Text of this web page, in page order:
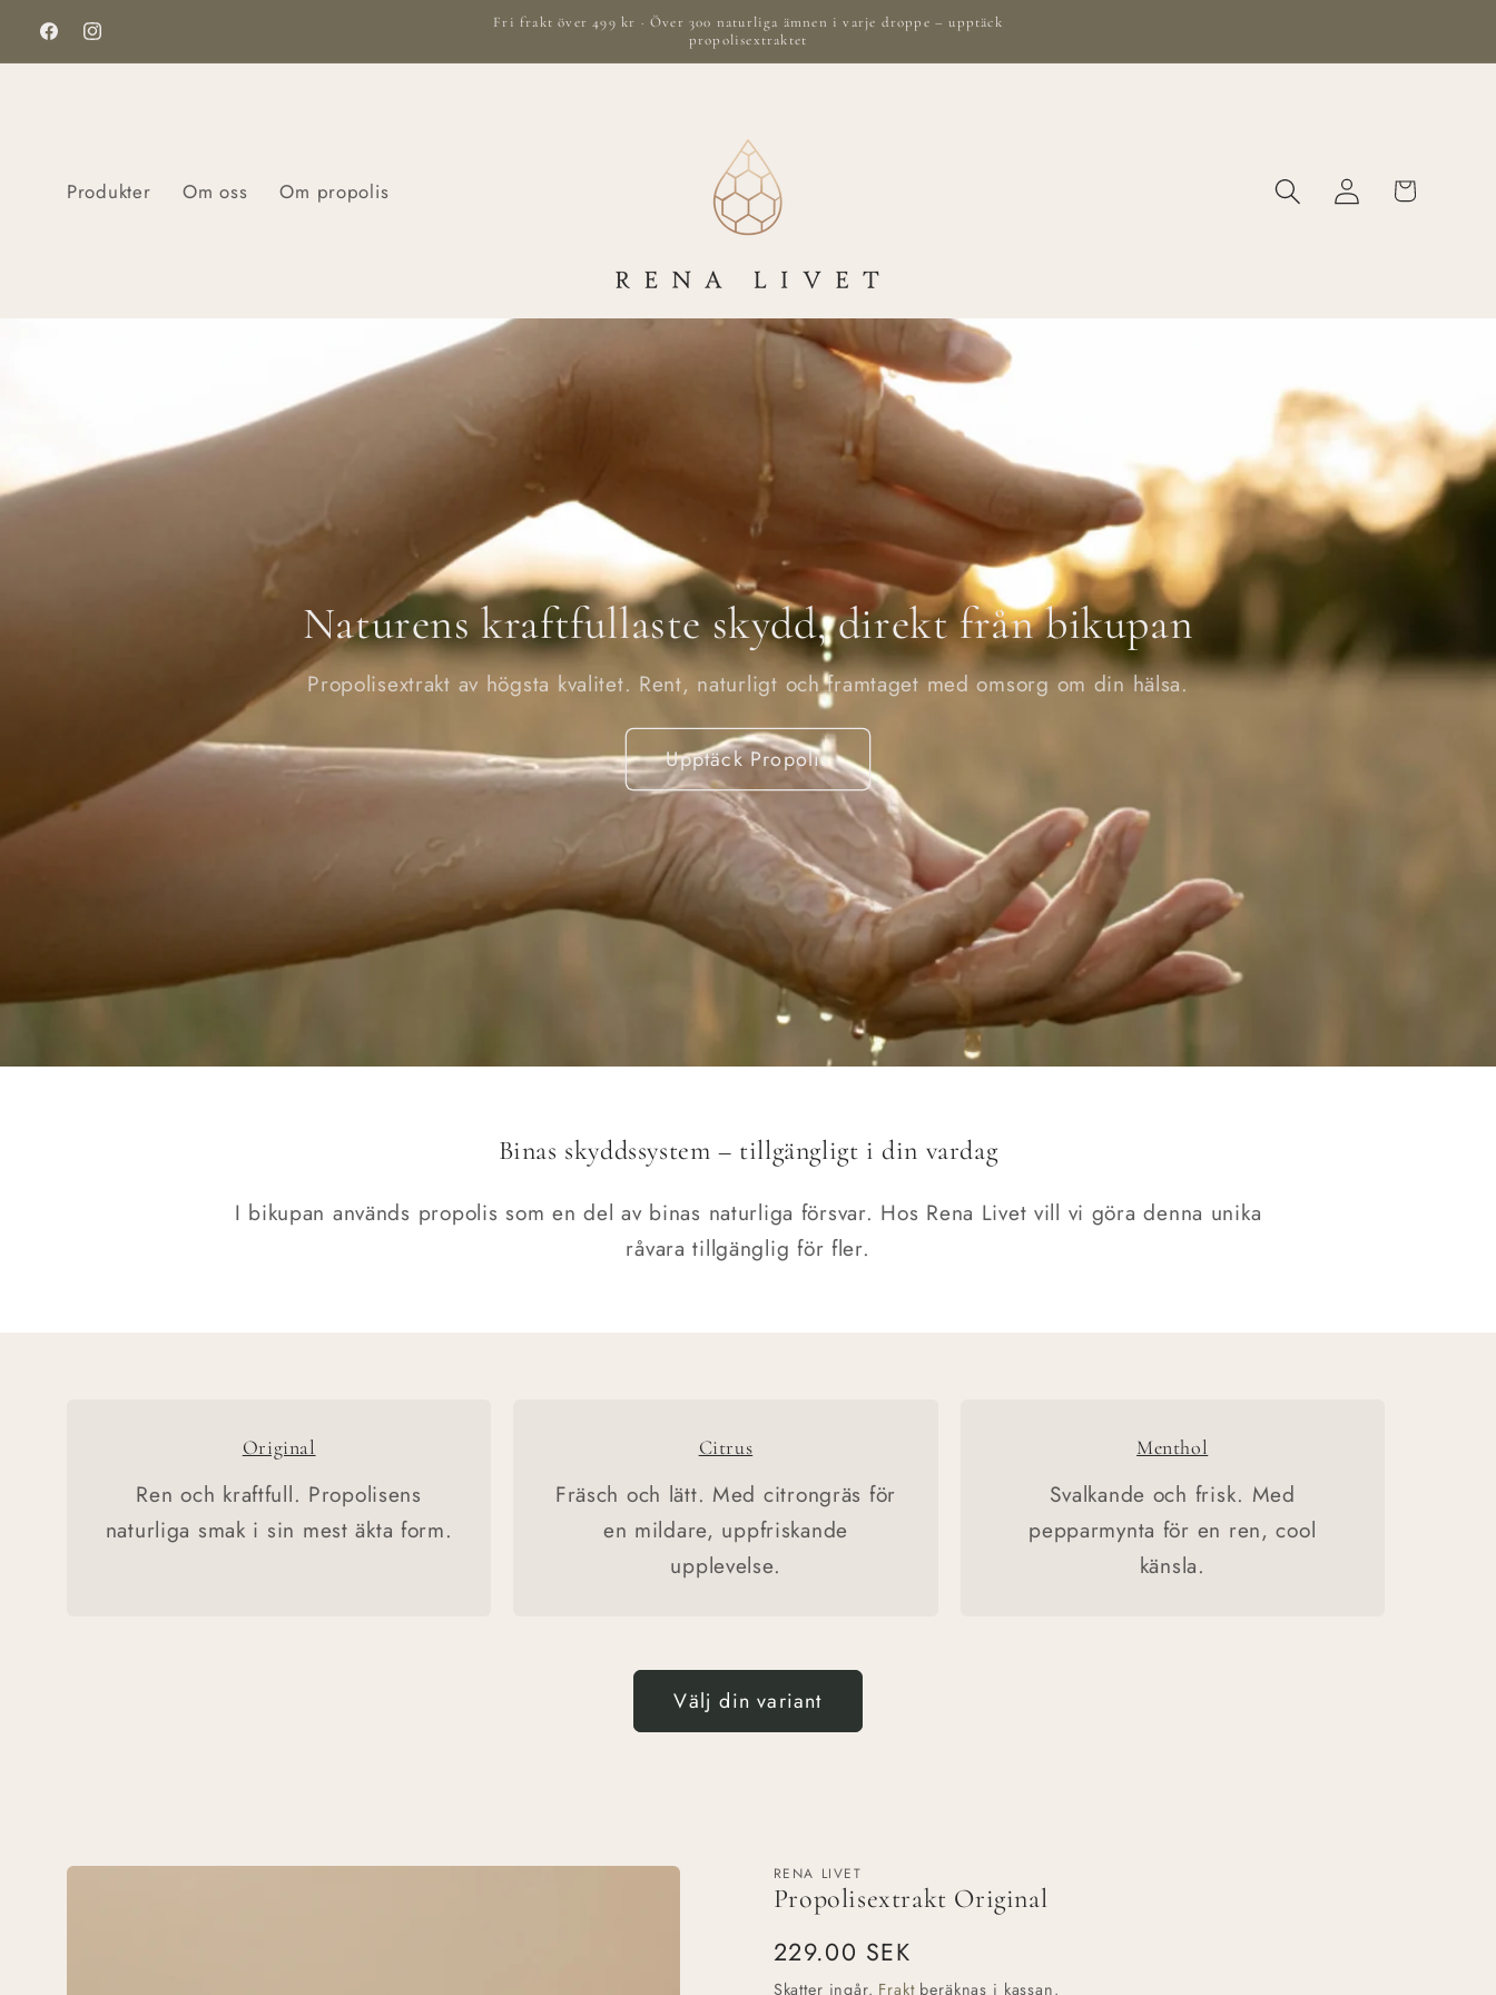
vidare
till
innehåll
FacebookInstagram
Fri frakt över 499 kr · Över 300 naturliga ämnen i varje droppe – upptäck
propolisextraktet
Produkter Om oss Om propolis
Logga
Varukorg
Naturens kraftfullaste skydd, direkt från bikupan
Propolisextrakt av högsta kvalitet. Rent, naturligt och framtaget med omsorg om din hälsa.
Upptäck Propolis
Binas skyddssystem – tillgängligt i din vardag
I bikupan används propolis som en del av binas naturliga försvar. Hos Rena Livet vill vi göra denna unika
råvara tillgänglig för fler.
Original
Ren och kraftfull. Propolisens
naturliga smak i sin mest äkta form.
Citrus
Fräsch och lätt. Med citrongräs för
en mildare, uppfriskande
upplevelse.
Menthol
Svalkande och frisk. Med
pepparmynta för en ren, cool
känsla.
Välj din variant
RENA LIVET
Propolisextrakt Original
Ordinarie
pris
229.00 SEK
Skatter ingår. Fraktberäknas i kassan.